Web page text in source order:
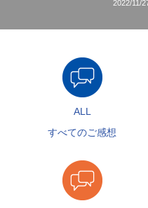
2022/11/
ALL
すべてのご感想